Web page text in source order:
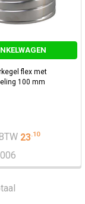
flex met
100 mm
23.10